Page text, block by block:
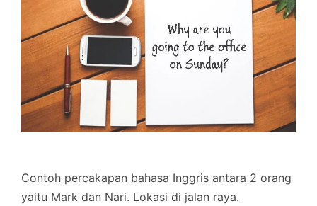
Contoh percakapan bahasa Inggris antara 2 orang
yaitu Mark dan Nari. Lokasi di jalan raya.